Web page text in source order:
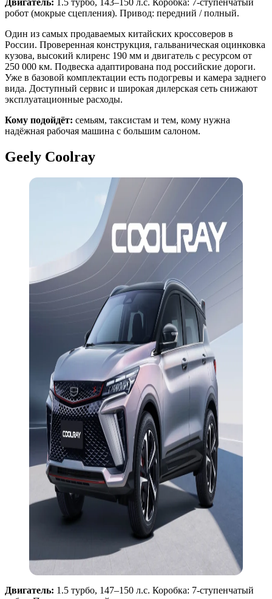
Двигатель: 1.5 турбо, 143–150 л.с. Коробка: 7-ступенчатый
робот (мокрые сцепления). Привод: передний / полный.
Один из самых продаваемых китайских кроссоверов в
России. Проверенная конструкция, гальваническая оцинковка
кузова, высокий клиренс 190 мм и двигатель с ресурсом от
250 000 км. Подвеска адаптирована под российские дороги.
Уже в базовой комплектации есть подогревы и камера заднего
вида. Доступный сервис и широкая дилерская сеть снижают
эксплуатационные расходы.
Кому подойдёт: семьям, таксистам и тем, кому нужна
надёжная рабочая машина с большим салоном.
Geely Coolray
Двигатель: 1.5 турбо, 147–150 л.с. Коробка: 7-ступенчатый